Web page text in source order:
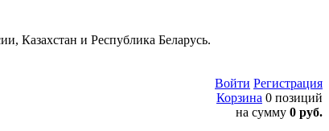
Казахстан и Республика Беларусь.
Войти Регистрация
Корзина 0 позиций
на сумму 0 руб.